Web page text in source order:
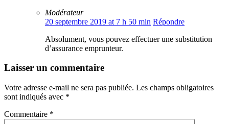
Modérateur
20 septembre 2019 at 7 h 50 min Répondre
Absolument, vous pouvez effectuer une substitution
d’assurance emprunteur.
Laisser un commentaire
Votre adresse e-mail ne sera pas publiée. Les champs obligatoires
sont indiqués avec *
Commentaire *